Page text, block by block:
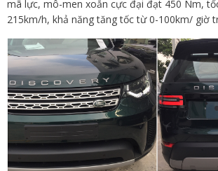
mã lực, mô-men xoắn cực đại đạt 450 Nm,
215km/h, khả năng tăng tốc từ 0-100km/ giờ